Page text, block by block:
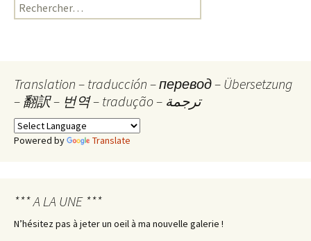
Rechercher :
Translation – traducción – перевод – Übersetzung
– 翻訳 – 번역 – tradução – ترجمة
Powered by Translate
*** A LA UNE ***
N’hésitez pas à jeter un oeil à ma nouvelle galerie !